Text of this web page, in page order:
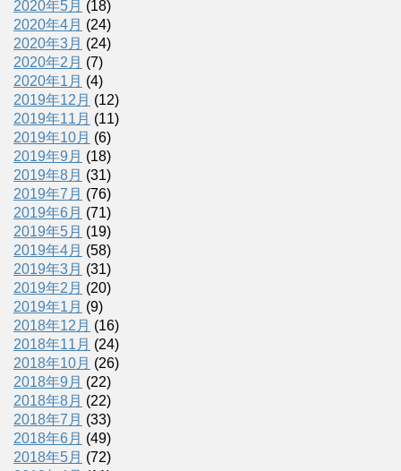
2020年5月 (18)
2020年4月 (24)
2020年3月 (24)
2020年2月 (7)
2020年1月 (4)
2019年12月 (12)
2019年11月 (11)
2019年10月 (6)
2019年9月 (18)
2019年8月 (31)
2019年7月 (76)
2019年6月 (71)
2019年5月 (19)
2019年4月 (58)
2019年3月 (31)
2019年2月 (20)
2019年1月 (9)
2018年12月 (16)
2018年11月 (24)
2018年10月 (26)
2018年9月 (22)
2018年8月 (22)
2018年7月 (33)
2018年6月 (49)
2018年5月 (72)